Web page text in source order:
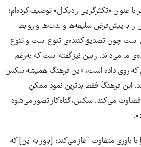
با عنوان «تکثرگراییِ رادیکال» توصیف کرده‌ام؛
را با پیش‌فرضِ سلیقه‌ها و لذت‌ها و روابطِ
است چون تصدیق‌کننده‌ی تنوع است و تنوع
ما می‌داند. رابین نیز گفته است که به‌رغمِ
که روی داده است، «این فرهنگ همیشه سکس
این فرهنگْ فقط بدترین نمودِ ممکنِ
می‌کند. سکس، گناه‌کار تصور می‌شود
با باوری متفاوت آغاز می‌کند: [باور به این] که